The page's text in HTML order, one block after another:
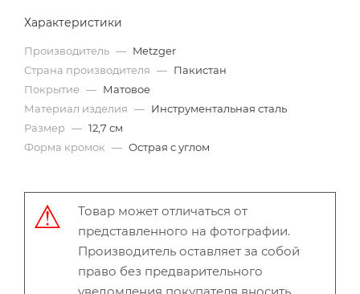
Характеристики
Производитель — Metzger
Страна производителя — Пакистан
Покрытие — Матовое
Материал изделия — Инструментальная сталь
Размер — 12,7 см
Форма кромок — Острая с углом
Товар может отличаться от
представленного на фотографии.
Производитель оставляет за собой
право без предварительного
уведомления покупателя вносить